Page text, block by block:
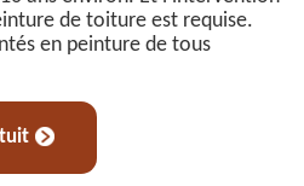
de toiture est requise.
en peinture de tous